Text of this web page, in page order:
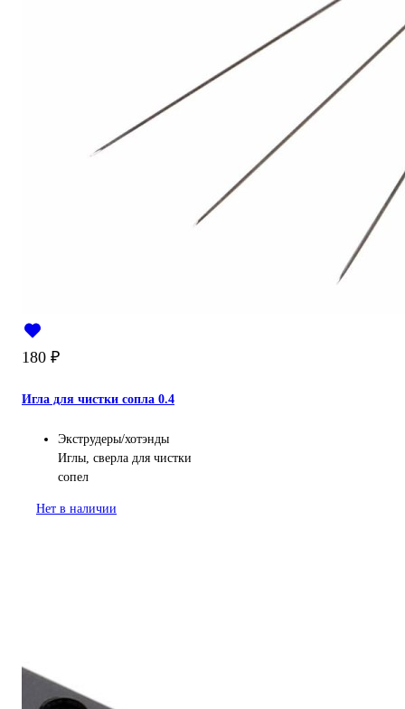
180 ₽
Игла для чистки сопла 0.4
Экструдеры/хотэнды
Иглы, сверла для чистки
сопел
Нет в наличии